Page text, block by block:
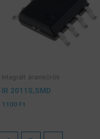
Integrált áramkörök
IR 2011S,SMD
1100 Ft